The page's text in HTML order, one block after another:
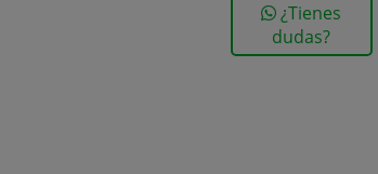
¿Tienes
dudas?